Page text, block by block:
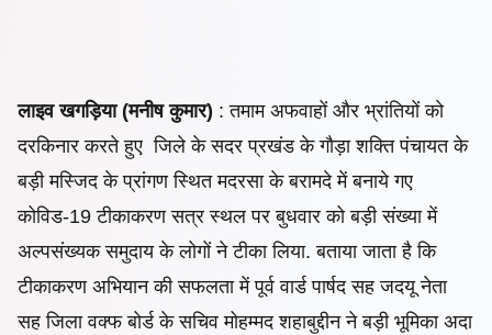
लाइव खगड़िया (मनीष कुमार) : तमामअफवाहों और भ्रांतियों को
दरकिनार करते हुए जिले के सदरप्रखंड के गौड़ा शक्ति पंचायतके
बड़ी मस्जिद के प्रांगण स्थित मदरसा के बरामदे में बनाये गए
कोविड-19 टीकाकरण सत्र स्थल पर बुधवार को बड़ी संख्या में
अल्पसंख्यक समुदाय के लोगों ने टीका लिया. बताया जाता है कि
टीकाकरण अभियान की सफलता मेंपूर्व वार्ड पार्षद सह जदयू नेता
सह जिला वक्फ बोर्ड के सचिव मोहम्मद शहाबुद्दीन ने बड़ी भूमिका अदा